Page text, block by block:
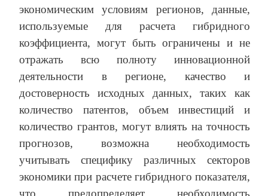
экономическим условиям регионов, данные,
используемые для расчета гибридного
коэффициента, могут быть ограничены и не
отражать всю полноту инновационной
деятельности в регионе, качество и
достоверность исходных данных, таких как
количество патентов, объем инвестиций и
количество грантов, могут влиять на точность
прогнозов, возможна необходимость
учитывать специфику различных секторов
экономики при расчете гибридного показателя,
что предопределяет необходимость